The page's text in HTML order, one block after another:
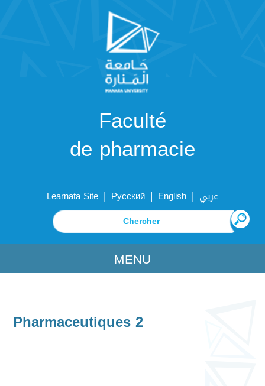
Faculté
de pharmacie
Learnata Site | Русский | English | عربي
MENU
Pharmaceutiques 2